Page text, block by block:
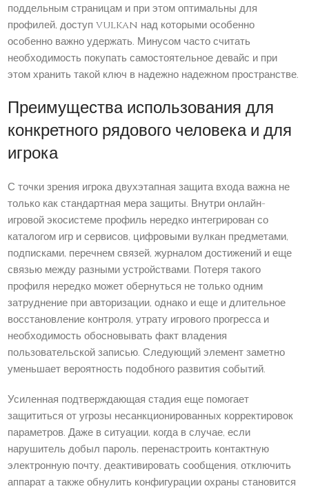
поддельным страницам и при этом оптимальны для
профилей, доступ vulkan над которыми особенно
особенно важно удержать. Минусом часто считать
необходимость покупать самостоятельное девайс и при
этом хранить такой ключ в надежно надежном пространстве.
Преимущества использования для
конкретного рядового человека и для
игрока
С точки зрения игрока двухэтапная защита входа важна не
только как стандартная мера защиты. Внутри онлайн-
игровой экосистеме профиль нередко интегрирован со
каталогом игр и сервисов, цифровыми вулкан предметами,
подписками, перечнем связей, журналом достижений и еще
связью между разными устройствами. Потеря такого
профиля нередко может обернуться не только одним
затруднение при авторизации, однако и еще и длительное
восстановление контроля, утрату игрового прогресса и
необходимость обосновывать факт владения
пользовательской записью. Следующий элемент заметно
уменьшает вероятность подобного развития событий.
Усиленная подтверждающая стадия еще помогает
защититься от угрозы несанкционированных корректировок
параметров. Даже в ситуации, когда в случае, если
нарушитель добыл пароль, перенастроить контактную
электронную почту, деактивировать сообщения, отключить
аппарат а также обнулить конфигурации охраны становится